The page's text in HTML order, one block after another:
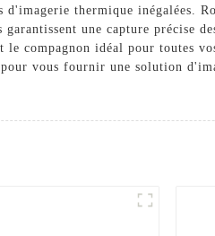
thermique inégalées.
une capture précise
compagnon idéal pour toutes
vous fournir une solution